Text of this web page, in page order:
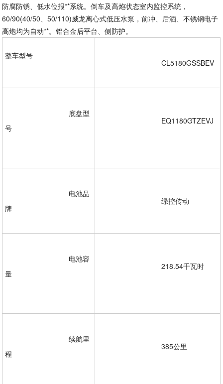
防腐防锈、低水位报**系统。倒车及高炮状态室内监控系统，
60/90(40/50、50/110)威龙离心式低压水泵，前冲、后洒、不锈钢电子
高炮均为自动**。铝合金后平台、侧防护。
整车型号
				CL5180GSSBEV
号
				EQ1180GTZEVJ
牌
				绿控传动
量
				218.54千瓦时
				续航里
程
				385公里